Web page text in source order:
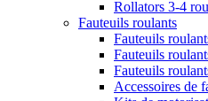
Rollators 3-4
Fauteuils roulants
Fauteuils
Fauteuils
Fauteuils
Accessoires de